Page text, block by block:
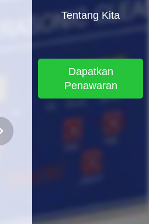
Tentang Kita
Dapatkan
Penawaran